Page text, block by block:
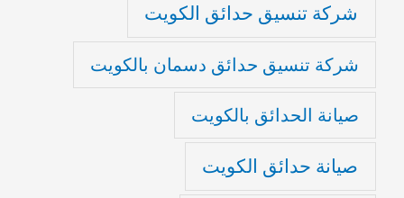
شركة تنسيق حدائق الكويت
شركة تنسيق حدائق دسمان بالكويت
صيانة الحدائق بالكويت
صيانة حدائق الكويت